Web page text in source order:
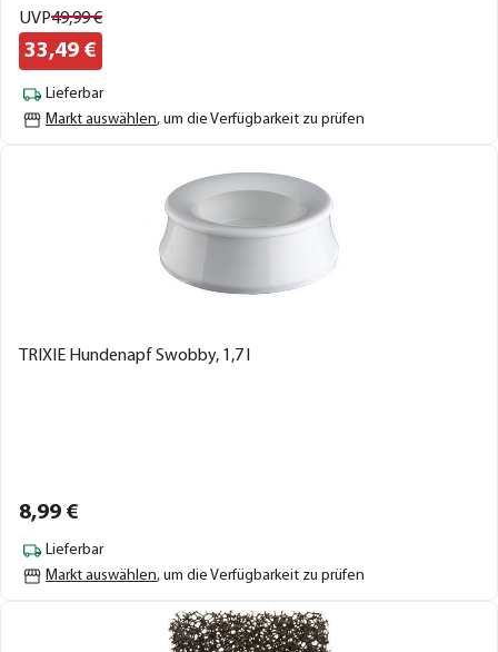
UVP49,99€
33,49 €
Lieferbar
Markt auswählen, um die Verfügbarkeit zu prüfen
TRIXIE Hundenapf Swobby, 1,7 l
8,99 €
Lieferbar
Markt auswählen, um die Verfügbarkeit zu prüfen